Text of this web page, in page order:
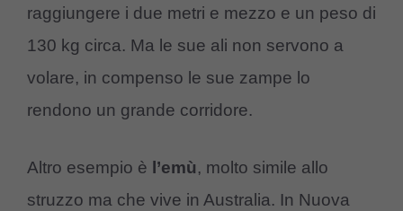
raggiungere i due metri e mezzo e un peso di
130 kg circa. Ma le sue ali non servono a
volare, in compenso le sue zampe lo
rendono un grande corridore.
Altro esempio è l’emù, molto simile allo
struzzo ma che vive in Australia. In Nuova